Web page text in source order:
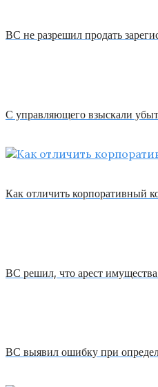
ВС не разрешил продать
С управляющего взыскали
Как отличить корпоративный
ВС решил, что арест
ВС выявил ошибку при